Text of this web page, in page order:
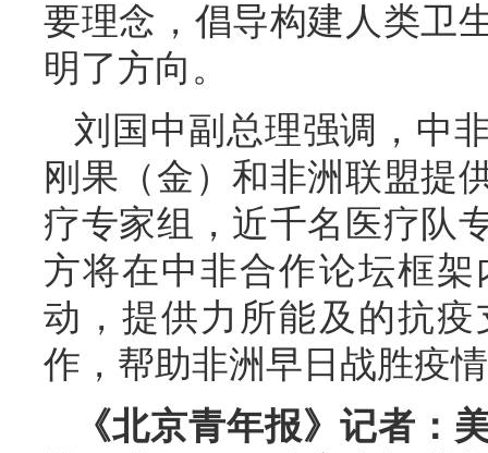
要理念，倡导构建人类卫
明了方向。
刘国中副总理强调，中
刚果（金）和非洲联盟提
疗专家组，近千名医疗队
方将在中非合作论坛框
动，提供力所能及的抗
作，帮助非洲早日战胜疫
《北京青年报》记者：